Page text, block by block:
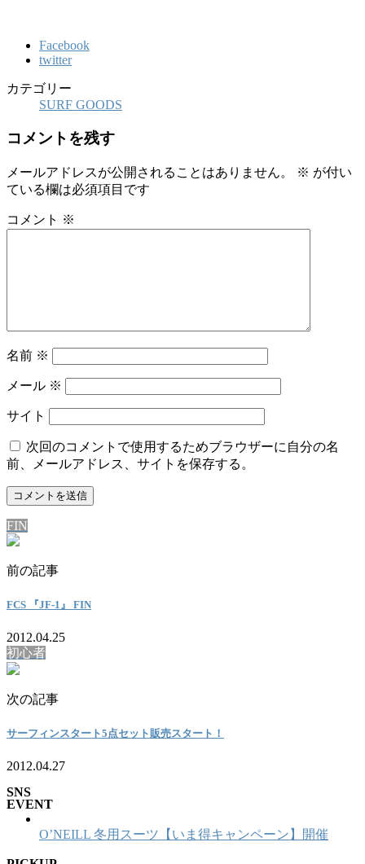
Facebook
twitter
カテゴリー
SURF GOODS
コメントを残す
メールアドレスが公開されることはありません。 ※ が付い
ている欄は必須項目です
コメント ※
名前 ※
メール ※
サイト
次回のコメントで使用するためブラウザーに自分の名
前、メールアドレス、サイトを保存する。
FIN
前の記事
FCS 『JF-1』 FIN
2012.04.25
初心者
次の記事
サーフィンスタート5点セット販売スタート！
2012.04.27
SNS
EVENT
O’NEILL 冬用スーツ【いま得キャンペーン】開催